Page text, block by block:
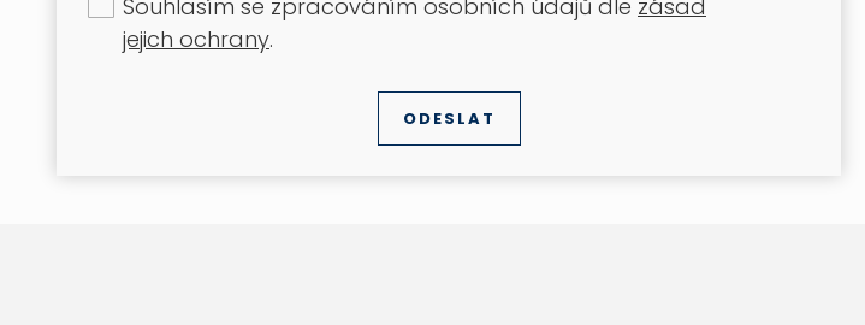
Souhlasím se zpracováním osobních údajů dle zásad
jejich ochrany.